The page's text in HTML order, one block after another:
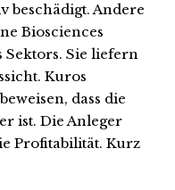
beschädigt. Andere
Biosciences
Sektors. Sie liefern
Kuros
dass die
ist. Die Anleger
Profitabilität. Kurz